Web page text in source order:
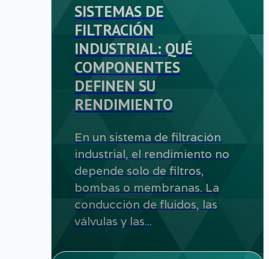
SISTEMAS DE
FILTRACIÓN
INDUSTRIAL: QUÉ
COMPONENTES
DEFINEN SU
RENDIMIENTO
En un sistema de filtración
industrial, el rendimiento no
depende solo de filtros,
bombas o membranas. La
conducción de fluidos, las
válvulas y las...